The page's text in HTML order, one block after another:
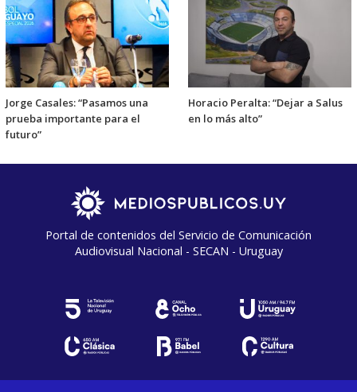
Jorge Casales: “Pasamos una
prueba importante para el
futuro”
Horacio Peralta: “Dejar a Salus
en lo más alto”
Portal de contenidos del Servicio de Comunicación
Audiovisual Nacional - SECAN - Uruguay